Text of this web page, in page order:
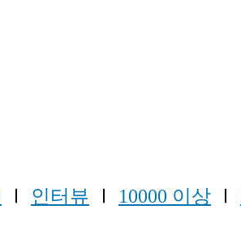
Ⅰ 인터뷰 Ⅰ 10000 이상 Ⅰ